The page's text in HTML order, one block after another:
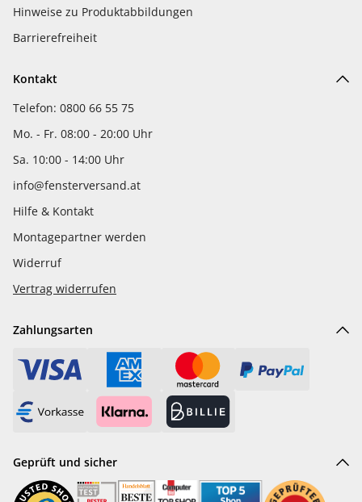
Hinweise zu Produktabbildungen
Barrierefreiheit
Kontakt
Telefon: 0800 66 55 75
Mo. - Fr. 08:00 - 20:00 Uhr
Sa. 10:00 - 14:00 Uhr
info@fensterversand.at
Hilfe & Kontakt
Montagepartner werden
Widerruf
Vertrag widerrufen
Zahlungsarten
Geprüft und sicher